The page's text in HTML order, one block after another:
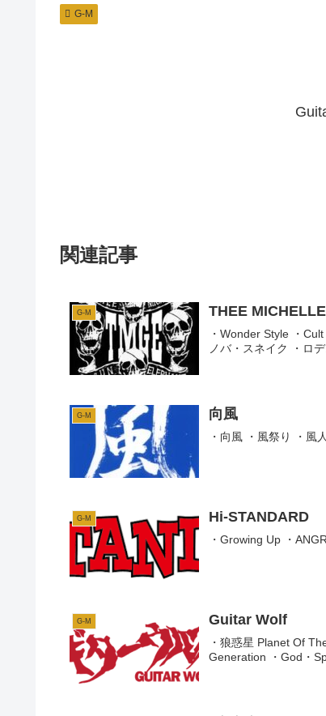
G-M
関連記事
G-M THEE
・Wonder Style ・
ノバ・スネイク ・ロ
G-M 向風
・向風 ・風祭り ・風
G-M Hi-STANDARD
・Growing Up ・
G-M Guitar Wolf
・狼惑星 Planet Of
Generation ・God・